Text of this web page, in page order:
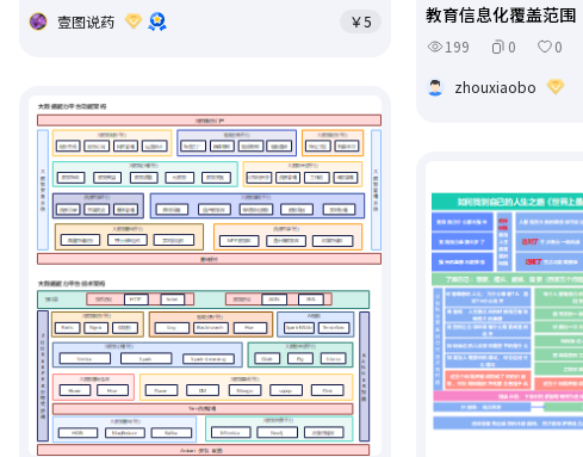
壹图说药
￥5 教育信息化覆盖范围
199 0
0
zhouxiaobo